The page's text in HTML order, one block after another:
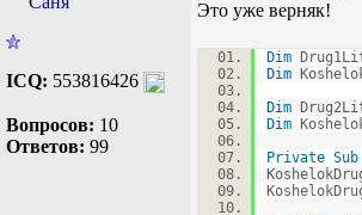
ICQ: 553816426
Вопросов: 10
Ответов: 99
Это уже верняк!
Dim
Dim
Dim
Dim
Private Sub